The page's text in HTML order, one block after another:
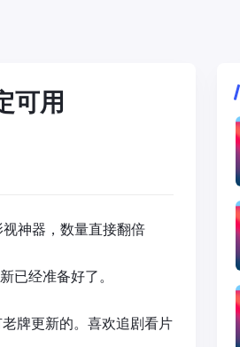
可用
神器，数量直接翻倍
已经准备好了。
牌更新的。喜欢追剧看片